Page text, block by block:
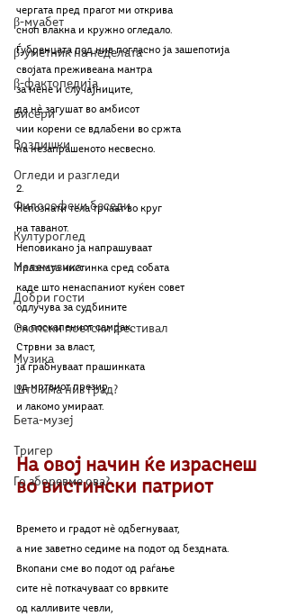
β-муабет
β-уметник на неделата
β-фактопедија
Бисери
Воздишки
Огледи и разгледи
Философски беседи
Културоглед
Мелемузика
Добри гости
Скопски поетски фестивал
Музика
Што има низ град?
Бета-музеј
Тригер
Го зборевме ова?
чергата пред прагот ми открива
сноп влакна и кружно огледало.
Ѓубренцата под нив погласно ја зашепотија
својата преживеана мантра
за мене и случајниците,
да нѐ загушат во амбисот
чии корени се вдлабени во сржта
на незапрашеното несвесно.
2.
Непознати тела трчаат во круг
на таванот.
Неповикано ја напрашуваат
празната чистинка сред собата
каде што ненаспаниот куќен совет
одлучува за судбините
на поскапениот самрак.
Стрвни за власт,
ја грабнуваат прашинката
од мртвиот презир
и лакомо умираат.
На овој начин ќе израснеш
во вистински патриот
Времето и градот нѐ одбегнуваат,
а ние заветно седиме на подот од бездната.
Вкопани сме во подот од раѓање
сите нѐ поткачуваат со врвките
од калливите чевли,